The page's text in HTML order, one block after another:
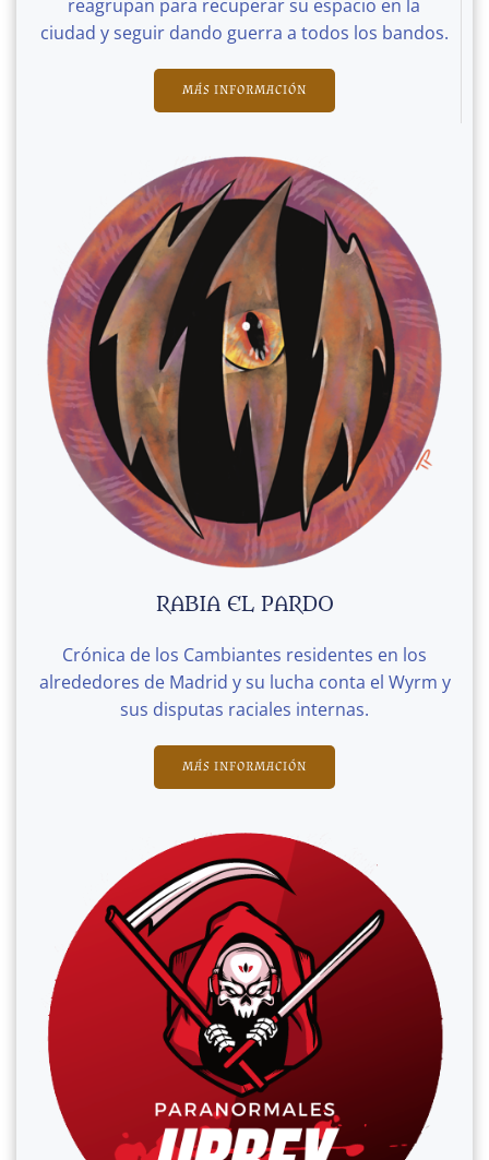
reagrupan para recuperar su espacio en la
ciudad y seguir dando guerra a todos los bandos.
MÁS INFORMACIÓN
RABIA EL PARDO
Crónica de los Cambiantes residentes en los
alrededores de Madrid y su lucha conta el Wyrm y
sus disputas raciales internas.
MÁS INFORMACIÓN